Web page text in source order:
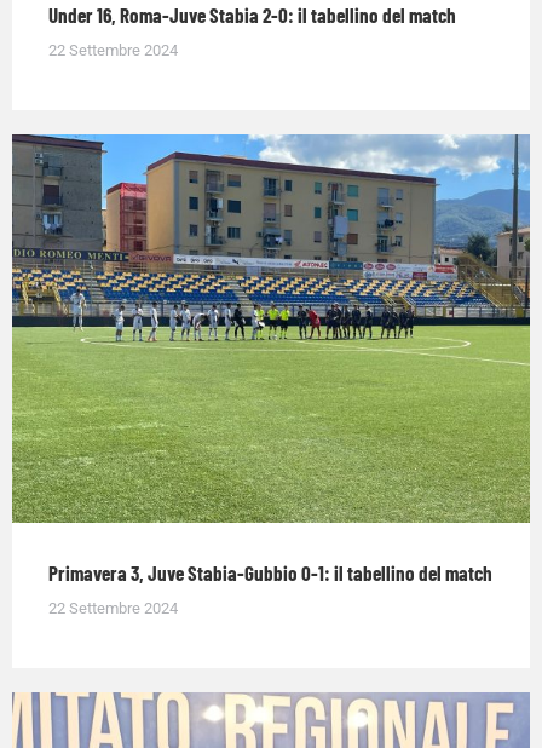
Under 16, Roma-Juve Stabia 2-0: il tabellino del match
22 Settembre 2024
Primavera 3, Juve Stabia-Gubbio 0-1: il tabellino del match
22 Settembre 2024